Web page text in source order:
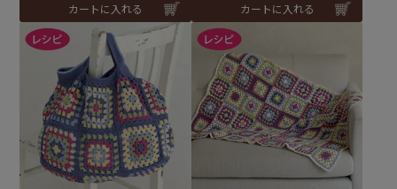
カートに入れる カートに入れる